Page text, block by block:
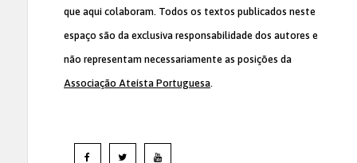
que aqui colaboram. Todos os textos publicados neste
espaço são da exclusiva responsabilidade dos autores e
não representam necessariamente as posições da
Associação Ateísta Portuguesa.